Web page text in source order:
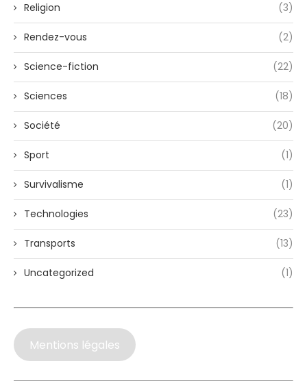
Religion (3)
Rendez-vous (2)
Science-fiction (22)
Sciences (18)
Société (20)
Sport (1)
Survivalisme (1)
Technologies (23)
Transports (13)
Uncategorized (1)
Mentions légales